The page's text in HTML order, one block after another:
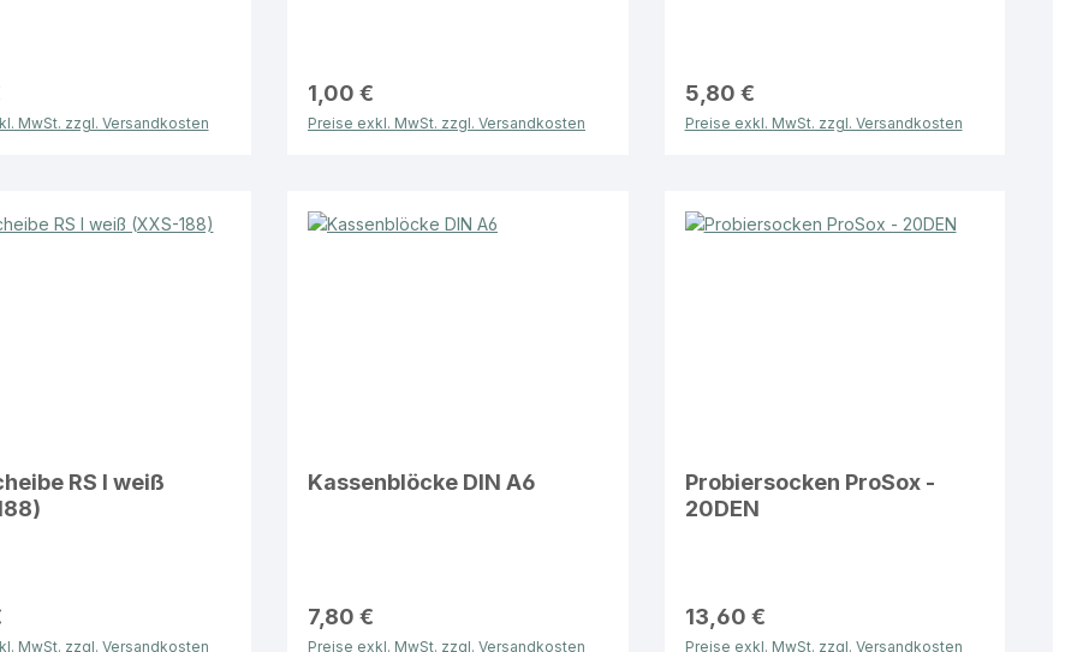
MwSt. zzgl. Versandkosten
1,00 €
Preise exkl. MwSt. zzgl. Versandkosten
5,80 €
Preise exkl. MwSt. zzgl. Versandkosten
RS I weiß
MwSt. zzgl. Versandkosten
Kassenblöcke DIN A6
7,80 €
Preise exkl. MwSt. zzgl. Versandkosten
Probiersocken ProSox -
20DEN
13,60 €
Preise exkl. MwSt. zzgl. Versandkosten